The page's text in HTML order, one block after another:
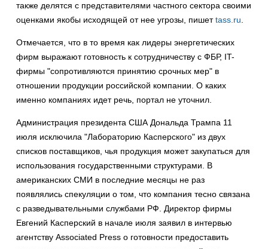
также делятся с представителями частного сектора своими
оценками якобы исходящей от нее угрозы, пишетtass.ru
Отмечается, что в то время как лидеры энергетических
фирм выражают готовность к сотрудничеству с ФБР, IT-
фирмы "сопротивляются принятию срочных мер" в
отношении продукции российской компании. О каких
именно компаниях идет речь, портал не уточнил.
Администрация президента США Дональда Трампа 11
июля исключила "Лабораторию Касперского" из двух
списков поставщиков, чья продукция может закупаться для
использования государственными структурами. В
американских СМИ в последние месяцы не раз
появлялись спекуляции о том, что компания тесно связана
с разведывательными службами РФ. Директор фирмы
Евгений Касперский в начале июля заявил в интервью
агентству Associated Press о готовности предоставить